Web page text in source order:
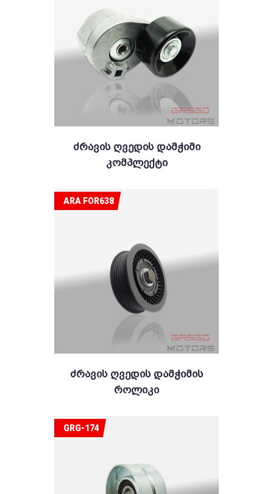
Ძრავის Ღვედის Დამჭიმი
Კომპლექტი
Ძრავის Ღვედის Დამჭიმის
Როლიკი
ARA FOR638
GRG-174